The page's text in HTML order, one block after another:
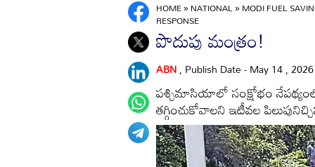
HOME»NATIONAL»MODI FUEL
RESPONSE
పొదుపు మంత్రం!
ABN, Publish Date - May 14 ,
పశ్చిమాసియాలో సంక్షోభం
తగ్గించుకోవాలని ఇటీవల